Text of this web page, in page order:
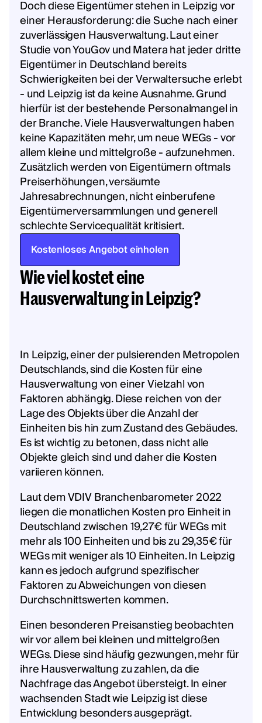
Doch diese Eigentümer stehen in Leipzig vor
einer Herausforderung: die Suche nach einer
zuverlässigen Hausverwaltung. Laut einer
Studie von YouGov und Matera hat jeder dritte
Eigentümer in Deutschland bereits
Schwierigkeiten bei der Verwaltersuche erlebt
- und Leipzig ist da keine Ausnahme. Grund
hierfür ist der bestehende Personalmangel in
der Branche. Viele Hausverwaltungen haben
keine Kapazitäten mehr, um neue WEGs - vor
allem kleine und mittelgroße - aufzunehmen.
Zusätzlich werden von Eigentümern oftmals
Preiserhöhungen, versäumte
Jahresabrechnungen, nicht einberufene
Eigentümerversammlungen und generell
schlechte Servicequalität kritisiert.
Kostenloses Angebot einholen
Wie viel kostet eine
Hausverwaltung in Leipzig?
In Leipzig, einer der pulsierenden Metropolen
Deutschlands, sind die Kosten für eine
Hausverwaltung von einer Vielzahl von
Faktoren abhängig. Diese reichen von der
Lage des Objekts über die Anzahl der
Einheiten bis hin zum Zustand des Gebäudes.
Es ist wichtig zu betonen, dass nicht alle
Objekte gleich sind und daher die Kosten
variieren können.
Laut dem VDIV Branchenbarometer 2022
liegen die monatlichen Kosten pro Einheit in
Deutschland zwischen 19,27€ für WEGs mit
mehr als 100 Einheiten und bis zu 29,35€ für
WEGs mit weniger als 10 Einheiten. In Leipzig
kann es jedoch aufgrund spezifischer
Faktoren zu Abweichungen von diesen
Durchschnittswerten kommen.
Einen besonderen Preisanstieg beobachten
wir vor allem bei kleinen und mittelgroßen
WEGs. Diese sind häufig gezwungen, mehr für
ihre Hausverwaltung zu zahlen, da die
Nachfrage das Angebot übersteigt. In einer
wachsenden Stadt wie Leipzig ist diese
Entwicklung besonders ausgeprägt.